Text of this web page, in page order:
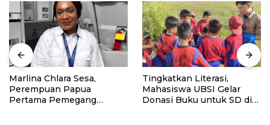
Marlina Chlara Sesa,
Perempuan Papua
Pertama Pemegang
Tingkatkan Literasi,
Mahasiswa UBSI Gelar
Donasi Buku untuk SD di